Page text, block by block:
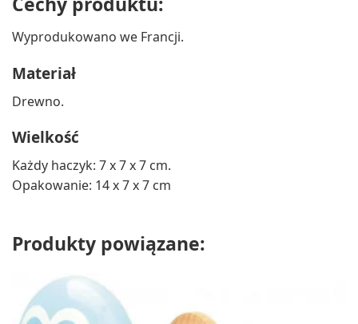
Wyprodukowano we Francji.
Materiał
Drewno.
Wielkość
Każdy haczyk: 7 x 7 x 7 cm.
Opakowanie: 14 x 7 x 7 cm
Produkty powiązane: